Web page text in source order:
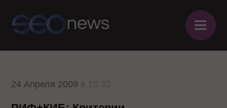
≡
24 Апреля 2009